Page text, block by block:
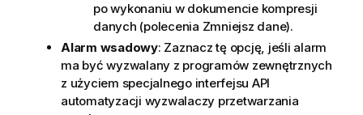
po wykonaniu w dokumencie kompresji
danych (polecenia Zmniejsz dane).
Alarm wsadowy: Zaznacz tę opcję, jeśli alarm
ma być wyzwalany z programów zewnętrznych
z użyciem specjalnego interfejsu API
automatyzacji wyzwalaczy przetwarzania